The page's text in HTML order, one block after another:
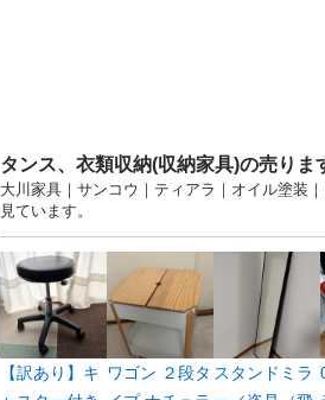
タンス、衣類収納(収納家具)の売りま
大川家具｜サンコウ｜ティアラ｜オイル塗装
見ています。
【訳あり】キ ワゴン ２段タ スタンドミラ